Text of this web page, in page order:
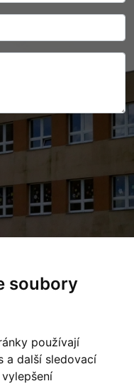
soubory
používají
a další sledovací